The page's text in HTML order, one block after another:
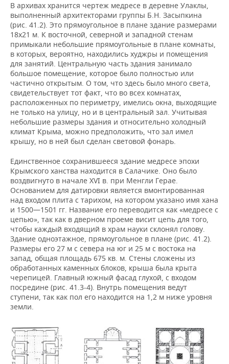
В архивах хранится чертеж медресе в деревне Улаклы,
выполненный архитекторами группы Б.Н. Засыпкина
(рис. 41.2). Это прямоугольное в плане здание размерами
18х21 м. К восточной, северной и западной стенам
примыкали небольшие прямоугольные в плане комнаты,
в которых, вероятно, находились худжры и помещения
для занятий. Центральную часть здания занимало
большое помещение, которое было полностью или
частично открытым. О том, что здесь было много света,
свидетельствует тот факт, что во всех комнатах,
расположенных по периметру, имелись окна, выходящие
не только на улицу, но и в центральный зал. Учитывая
небольшие размеры здания и относительно холодный
климат Крыма, можно предположить, что зал имел
крышу, но в ней был сделан световой фонарь.
Единственное сохранившееся здание медресе эпохи
Крымского ханства находится в Салачике. Оно было
воздвигнуто в начале XVI в. при Менгли Герае.
Основанием для датировки является вмонтированная
над входом плита с тарихом, на котором указано имя хана
и 1500—1501 гг. Название его переводится как «медресе с
цепью», так как в дверном проеме висит цепь для того,
чтобы каждый входящий в храм науки склонял голову.
Здание одноэтажное, прямоугольное в плане (рис. 41.2).
Размеры его 27 м с севера на юг и 25 м с востока на
запад, общая площадь 675 кв. м. Стены сложены из
обработанных каменных блоков, крыша была крыта
черепицей. Главный южный фасад глухой, с входом
посредине (рис. 41.3-4). Внутрь помещения ведут
ступени, так как пол его находится на 1,2 м ниже уровня
земли.